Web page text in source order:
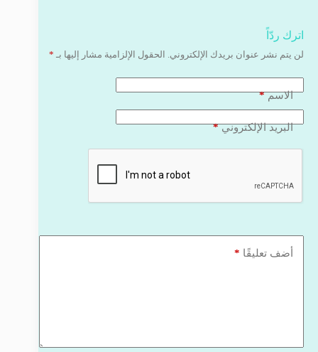
اترك ردّاً
لن يتم نشر عنوان بريدك الإلكتروني. الحقول الإلزامية مشار إليها بـ *
الاسم*
البريد الإلكتروني*
أضف تعليقًا *